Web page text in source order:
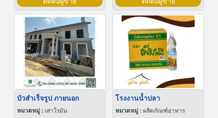
บัวสําเร็จรูป ภายนอก
หมวดหมู่ : เสาโรมัน
โรงงานน้ำปลา
หมวดหมู่ : ผลิตภัณฑ์อาหาร